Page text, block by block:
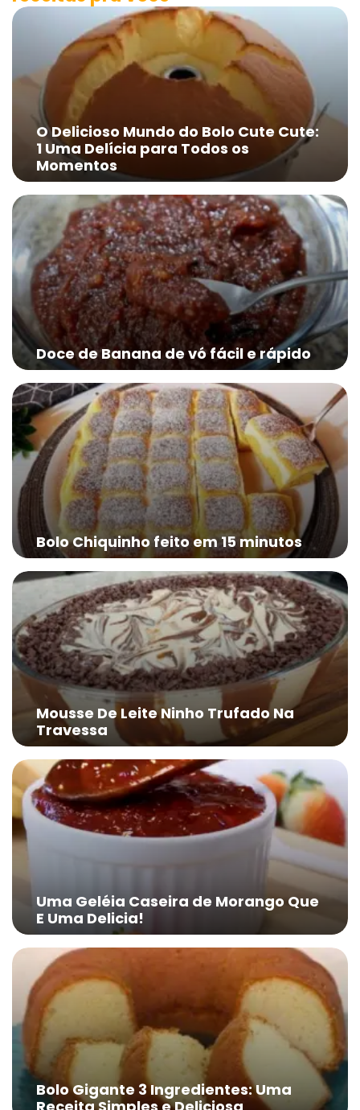
O Delicioso Mundo do Bolo Cute Cute:
1 Uma Delícia para Todos os
Momentos
Doce de Banana de vó fácil e rápido
Bolo Chiquinho feito em 15 minutos
Mousse De Leite Ninho Trufado Na
Travessa
Uma Geléia Caseira de Morango Que
E Uma Delicia!
Bolo Gigante 3 Ingredientes: Uma